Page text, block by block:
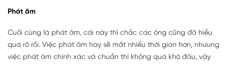
Phát âm
Cuối cùng là phát âm, cái này thì chắc các ông cũng đã hiểu
quá rõ rồi. Việc phát âm hay sẽ mất nhiều thời gian hơn, nhưung
việc phát âm chính xác và chuẩn thì không quá khó đâu, vậy